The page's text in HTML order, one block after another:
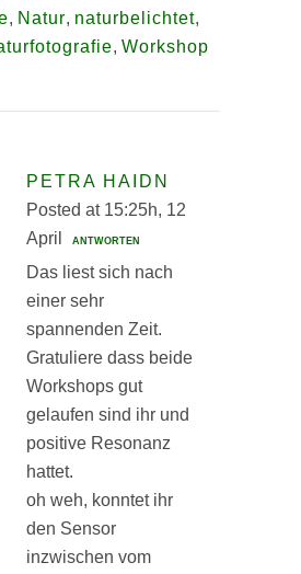
, Natur, naturbelichtet,
, Workshop
PETRA HAIDN
Posted at 15:25h, 12
April
ANTWORTEN
Das liest sich nach
einer sehr
spannenden Zeit.
Gratuliere dass beide
Workshops gut
gelaufen sind ihr und
positive Resonanz
hattet.
oh weh, konntet ihr
den Sensor
inzwischen vom